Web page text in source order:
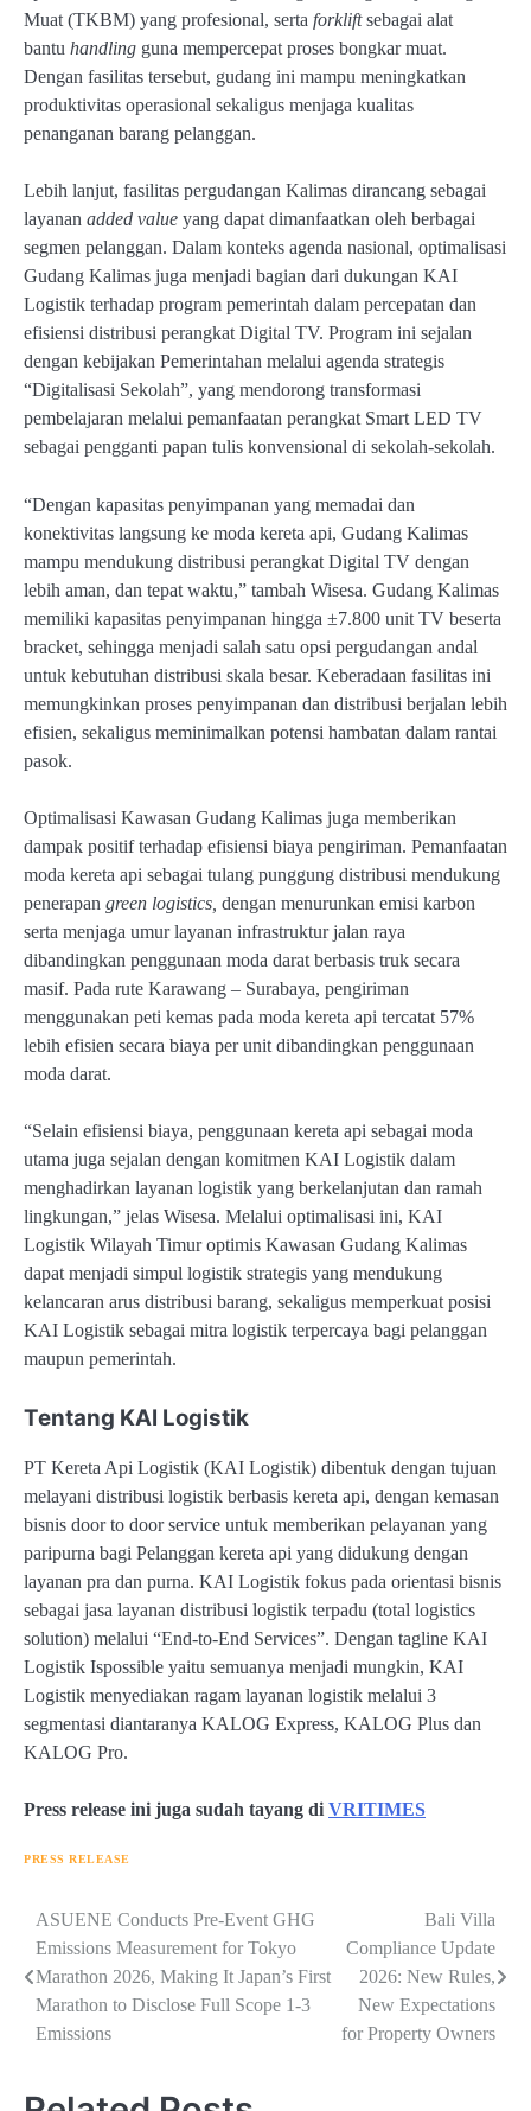
Muat (TKBM) yang profesional, serta forkliftsebagai alat
bantu handling guna mempercepat proses bongkar muat.
Dengan fasilitas tersebut, gudang ini mampu meningkatkan
produktivitas operasional sekaligus menjaga kualitas
penanganan barang pelanggan.
Lebih lanjut, fasilitas pergudangan Kalimas dirancang sebagai
layanan added value yang dapat dimanfaatkan oleh berbagai
segmen pelanggan. Dalam konteks agenda nasional, optimalisasi
Gudang Kalimas juga menjadi bagian dari dukungan KAI
Logistik terhadap program pemerintah dalam percepatan dan
efisiensi distribusi perangkat Digital TV. Program ini sejalan
dengan kebijakan Pemerintahan melalui agenda strategis
“Digitalisasi Sekolah”, yang mendorong transformasi
pembelajaran melalui pemanfaatan perangkat Smart LED TV
sebagai pengganti papan tulis konvensional di sekolah-sekolah.
“Dengan kapasitas penyimpanan yang memadai dan
konektivitas langsung ke moda kereta api, Gudang Kalimas
mampu mendukung distribusi perangkat Digital TV dengan
lebih aman, dan tepat waktu,” tambah Wisesa. Gudang Kalimas
memiliki kapasitas penyimpanan hingga ±7.800 unit TV beserta
bracket, sehingga menjadi salah satu opsi pergudangan andal
untuk kebutuhan distribusi skala besar. Keberadaan fasilitas ini
memungkinkan proses penyimpanan dan distribusi berjalan lebih
efisien, sekaligus meminimalkan potensi hambatan dalam rantai
pasok.
Optimalisasi Kawasan Gudang Kalimas juga memberikan
dampak positif terhadap efisiensi biaya pengiriman. Pemanfaatan
moda kereta api sebagai tulang punggung distribusi mendukung
penerapan green logistics, dengan menurunkan emisi karbon
serta menjaga umur layanan infrastruktur jalan raya
dibandingkan penggunaan moda darat berbasis truk secara
masif. Pada rute Karawang – Surabaya, pengiriman
menggunakan peti kemas pada moda kereta api tercatat 57%
lebih efisien secara biaya per unit dibandingkan penggunaan
moda darat.
“Selain efisiensi biaya, penggunaan kereta api sebagai moda
utama juga sejalan dengan komitmen KAI Logistik dalam
menghadirkan layanan logistik yang berkelanjutan dan ramah
lingkungan,” jelas Wisesa. Melalui optimalisasi ini, KAI
Logistik Wilayah Timur optimis Kawasan Gudang Kalimas
dapat menjadi simpul logistik strategis yang mendukung
kelancaran arus distribusi barang, sekaligus memperkuat posisi
KAI Logistik sebagai mitra logistik terpercaya bagi pelanggan
maupun pemerintah.
Tentang KAI Logistik
PT Kereta Api Logistik (KAI Logistik) dibentuk dengan tujuan
melayani distribusi logistik berbasis kereta api, dengan kemasan
bisnis door to door service untuk memberikan pelayanan yang
paripurna bagi Pelanggan kereta api yang didukung dengan
layanan pra dan purna. KAI Logistik fokus pada orientasi bisnis
sebagai jasa layanan distribusi logistik terpadu (total logistics
solution) melalui “End-to-End Services”. Dengan tagline KAI
Logistik Ispossible yaitu semuanya menjadi mungkin, KAI
Logistik menyediakan ragam layanan logistik melalui 3
segmentasi diantaranya KALOG Express, KALOG Plus dan
KALOG Pro.
Press release ini juga sudah tayang di VRITIMES
PRESS RELEASE
Navigasi
pos
ASUENE Conducts Pre-Event GHG
Emissions Measurement for Tokyo
Marathon 2026, Making It Japan’s First
Marathon to Disclose Full Scope 1-3
Emissions
Bali Villa
Compliance Update
2026: New Rules,
New Expectations
for Property Owners